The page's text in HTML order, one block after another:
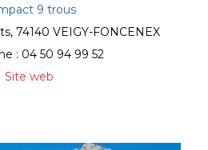
9 trous
74140 VEIGY-FONCENEX
: 04 50 94 99 52
Site web